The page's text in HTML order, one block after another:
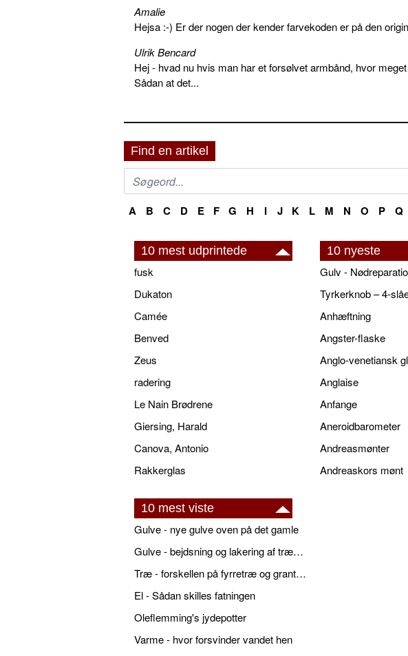
Amalie
Hejsa :-) Er der nogen der kender farvekoden er på den
Ulrik Bencard
Hej - hvad nu hvis man har et forsølvet armbånd, hvor
Sådan at det...
Find en artikel
A B C D E F G H I J K L M N O P Q
10 mest udprintede
fusk
Dukaton
Camée
Benved
Zeus
radering
Le Nain Brødrene
Giersing, Harald
Canova, Antonio
Rakkerglas
10 nyeste
Gulv -
Tyrkerknob – 4-
Anhæftning
Angster-flaske
Anglo-venetiansk
Anglaise
Anfange
Aneroidbarometer
Andreasmønter
Andreaskors mønt
10 mest viste
Gulve - nye gulve oven på det gamle
Gulve - bejdsning og lakering af trægulve
Træ - forskellen på fyrretræ og grantræ
El - Sådan skilles fatningen
Oleflemming's jydepotter
Varme - hvor forsvinder vandet hen